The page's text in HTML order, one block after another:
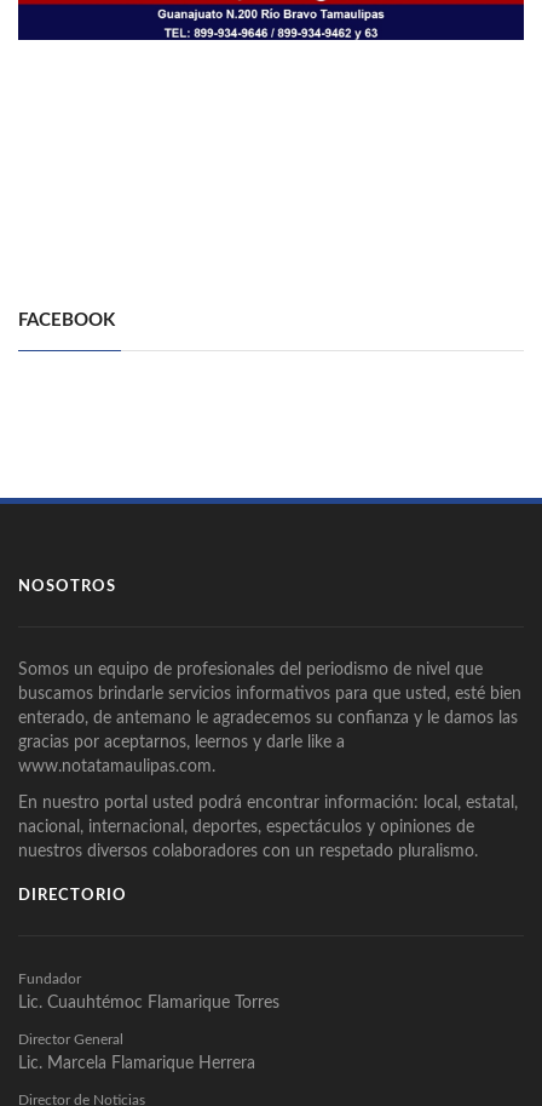
FACEBOOK
NOSOTROS
Somos un equipo de profesionales del periodismo de nivel que
buscamos brindarle servicios informativos para que usted, esté bien
enterado, de antemano le agradecemos su confianza y le damos las
gracias por aceptarnos, leernos y darle like a
www.notatamaulipas.com.
En nuestro portal usted podrá encontrar información: local, estatal,
nacional, internacional, deportes, espectáculos y opiniones de
nuestros diversos colaboradores con un respetado pluralismo.
DIRECTORIO
Fundador
Lic. Cuauhtémoc Flamarique Torres
Director General
Lic. Marcela Flamarique Herrera
Director de Noticias